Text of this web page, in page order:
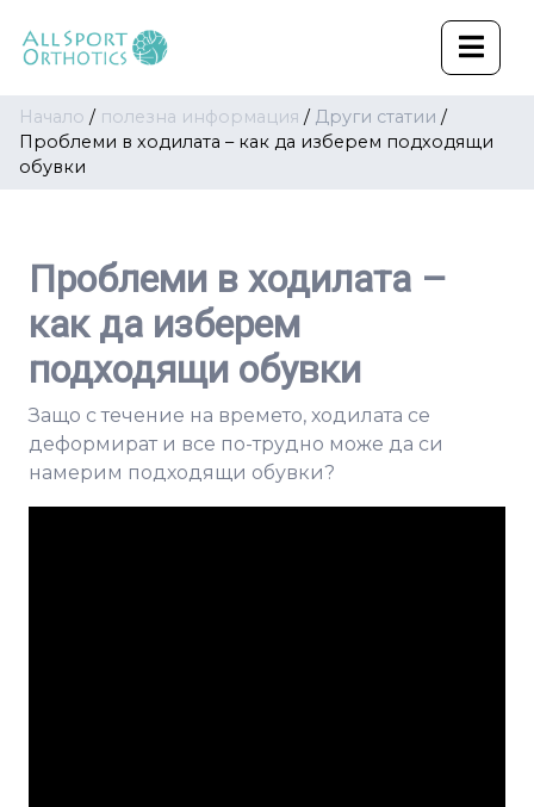
Начало / полезна информация / Други статии /
Проблеми в ходилата – как дa изберем подходящи
обувки
Проблеми в ходилата –
как дa изберем
подходящи обувки
Защо с течение на времето, ходилата се
деформират и все по-трудно може да си
намерим подходящи обувки?